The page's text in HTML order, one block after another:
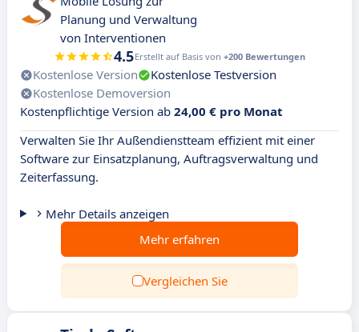
Planung und Verwaltung
von Interventionen
4.5Erstellt auf Basis von +200 Bewertungen
Kostenlose Version
Kostenlose Testversion
Kostenlose Demoversion
Kostenpflichtige Version ab 24,00 € pro Monat
Verwalten Sie Ihr Außendienstteam effizient mit einer
Software zur Einsatzplanung, Auftragsverwaltung und
Zeiterfassung.
Mehr Details anzeigen
Mehr erfahren
Vergleichen Sie